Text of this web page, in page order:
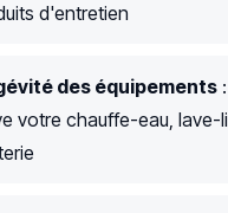
d'entretien
des équipements :
votre chauffe-eau, lave-